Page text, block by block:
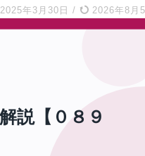
2025年3月30日 / 2026年8月